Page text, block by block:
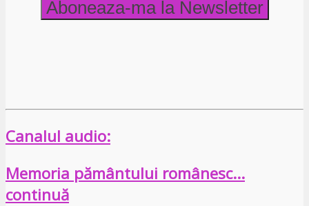
Canalul audio:
Memoria pământului românesc…
continuă